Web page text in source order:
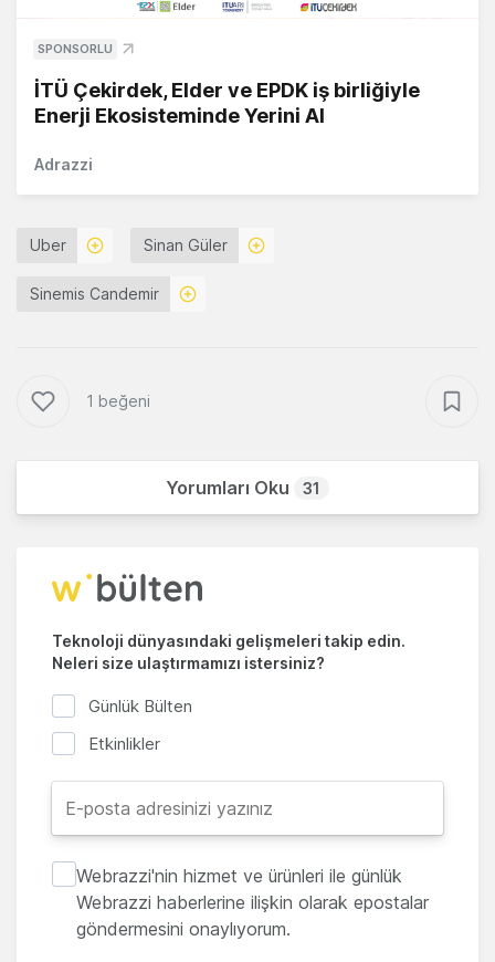
SPONSORLU
İTÜ Çekirdek, Elder ve EPDK iş birliğiyle
Enerji Ekosisteminde Yerini Al
Adrazzi
Uber Sinan Güler
Sinemis Candemir
1 beğeni
Yorumları Oku 31
Teknoloji dünyasındaki gelişmeleri takip edin.
Neleri size ulaştırmamızı istersiniz?
Günlük Bülten
Etkinlikler
Webrazzi'nin hizmet ve ürünleri ile günlük
Webrazzi haberlerine ilişkin olarak epostalar
göndermesini onaylıyorum.